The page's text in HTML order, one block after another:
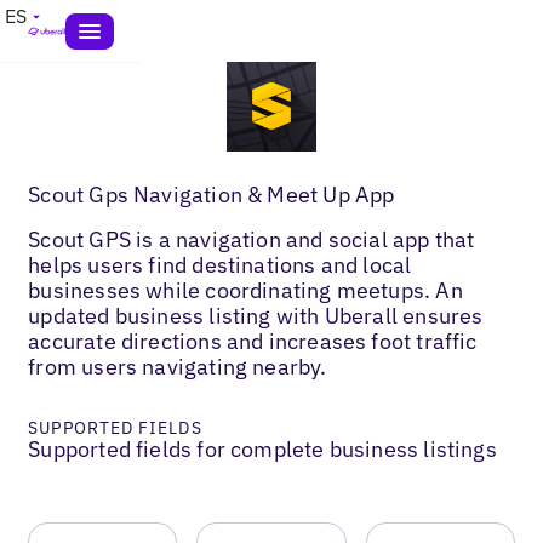
ES
Scout Gps Navigation & Meet Up App
Scout GPS is a navigation and social app that
helps users find destinations and local
businesses while coordinating meetups. An
updated business listing with Uberall ensures
accurate directions and increases foot traffic
from users navigating nearby.
SUPPORTED FIELDS
Supported fields for complete business listings